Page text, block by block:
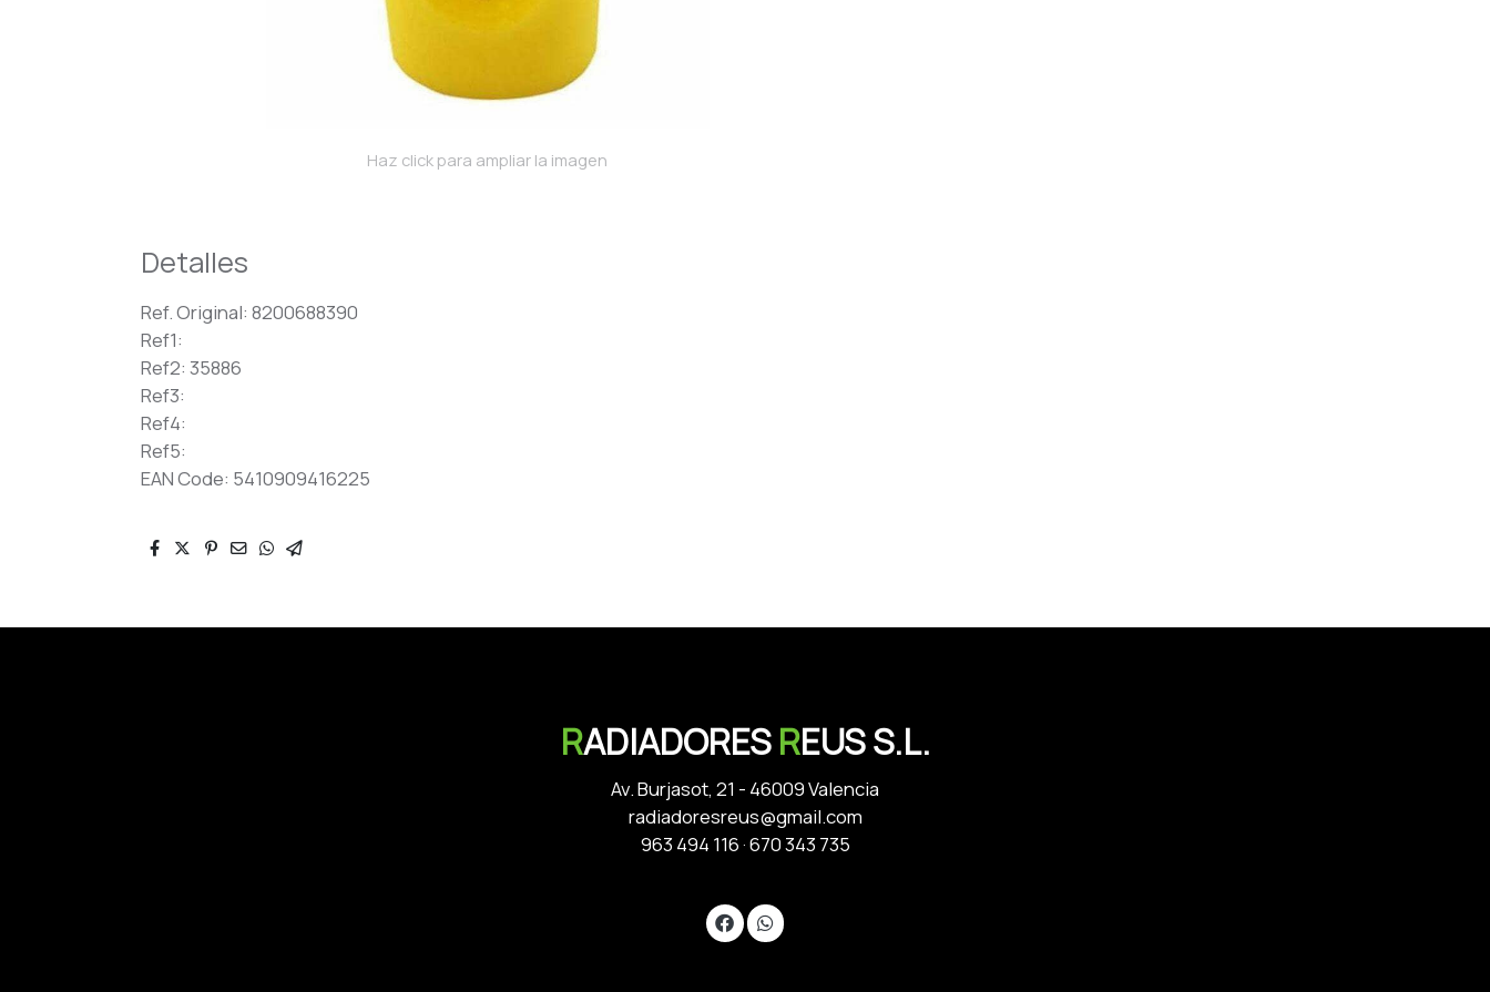
Haz click para ampliar la imagen
Detalles
Ref. Original: 8200688390
Ref1:
Ref2: 35886
Ref3:
Ref4:
Ref5:
EAN Code: 5410909416225
RADIADORESREUS S.L.
Av. Burjasot, 21 - 46009 Valencia
radiadoresreus@gmail.com
963 494 116·670 343 735